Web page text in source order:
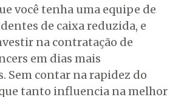
você tenha uma equipe de
de caixa reduzida, e
na contratação de
em dias mais
Sem contar na rapidez do
tanto influencia na melhor